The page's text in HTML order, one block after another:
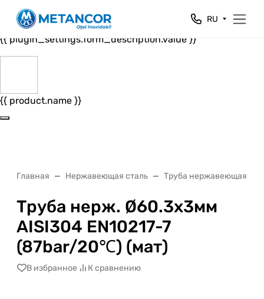
Close
{{ plugin_settings.form_header.value }}
{{ plugin_settings.form_description.value }}
{{ product.name }}
RU
Главная Нержавеющая сталь Труба нержавеющая
Труба нерж. Ø60.3х3мм
AISI304 EN10217-7
(87bar/20℃) (мат)
В избранное К сравнению